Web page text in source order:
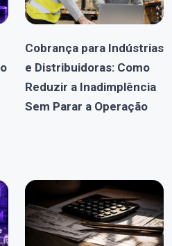
Cobrança para Indústrias
e Distribuidoras: Como
Reduzir a Inadimplência
Sem Parar a Operação